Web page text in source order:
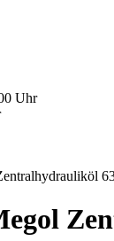
Uhr